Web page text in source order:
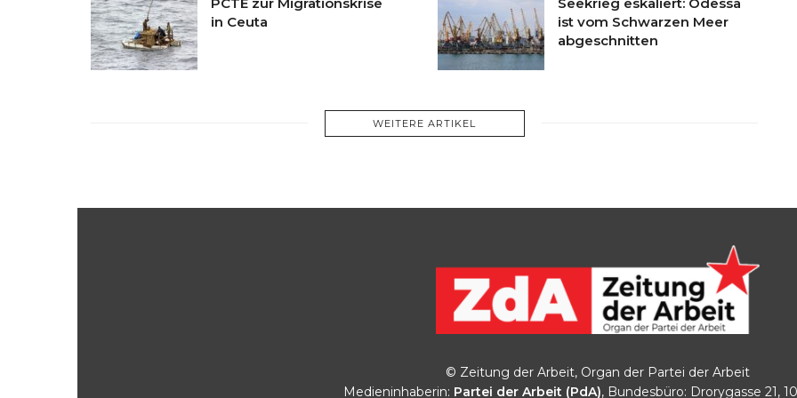
in Ceuta
ist vom Schwarzen Meer
abgeschnitten
WEITERE ARTIKEL
© Zeitung der Arbeit, Organ der Partei der Arbeit
Medieninhaberin: Partei der Arbeit (PdA), Bundesbüro: Drorygasse 21,